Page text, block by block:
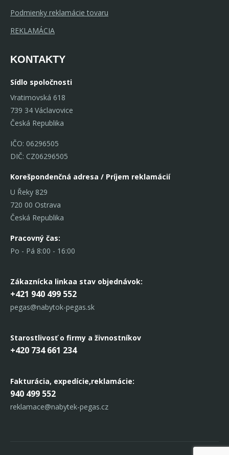
Podmienky reklamácie tovaru
REKLAMÁCIA
KONTAKTY
Sídlo spoločnosti
Vratimovská 618
739 34 Václavovice
Česká Republika
IČO: 06296505
DIČ: CZ06296505
Korešpondenčná adresa / Príjem reklamácií
U Řeky 829
720 00 Ostrava
Česká Republika
Pracovný čas:
Po - Pá 8:00 - 16:00
Zákaznícka linkaa stav objednávok:
+421 940 499 552
pegas@nabytok-pegas.sk
Starostlivosť o firmy a živnostníkov
+420 734 661 234
Fakturácia, expedície,reklamácie:
940 499 552
reklamace@nabytek-pegas.cz